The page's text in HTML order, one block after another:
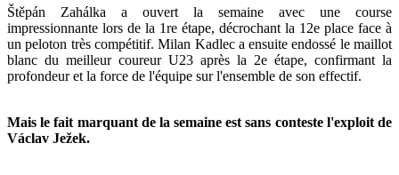
Štěpán Zahálka a ouvert la semaine avec une course
impressionnante lors de la 1re étape, décrochant la 12e place face à
un peloton très compétitif. Milan Kadlec a ensuite endossé le maillot
blanc du meilleur coureur U23 après la 2e étape, confirmant la
profondeur et la force de l'équipe sur l'ensemble de son effectif.
Mais le fait marquant de la semaine est sans conteste l'exploit de
Václav Ježek.